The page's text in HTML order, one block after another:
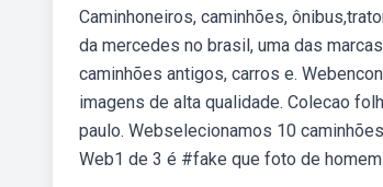
Caminhoneiros, caminhões,
da mercedes no brasil, uma das
caminhões antigos, carros e.
imagens de alta qualidade. Colecao
paulo. Webselecionamos 10
Web1 de 3 é #fake que foto de